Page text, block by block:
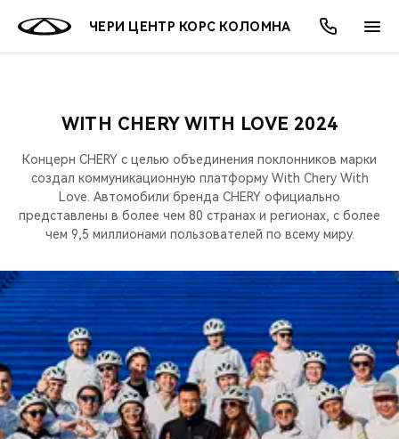
ЧЕРИ ЦЕНТР КОРС КОЛОМНА
МОДЕЛИ
ВСЕ МОДЕЛИ
КРОССОВЕРЫ
СЕДАНЫ
НОВИНКИ
ПОКУПАТЕЛЯМ
ВЫБОР И ПОКУПКА
КРЕДИТ И СТРАХОВАНИЕ
ВЛАДЕЛЬЦАМ
СЕРВИС
ЗАПЧАСТИ И АКСЕССУАРЫ
CHERY CONNECT
МИР CHERY
АКСЕССУАРЫ
О БРЕНДЕ
ЛЮДИ CHERY
БЛАГОТВОРИТЕЛЬНОСТЬ
CHERY REMOTE
АКЦИИ
ВЫГОДЫ И АКЦИИ
ОНЛАЙН СЕРВИСЫ
ВЫБОР И ПОКУПКА
КРЕДИТ
О КОМПАНИИ
О НАС
МЫ В СОЦСЕТЯХ
WITH CHERY WITH LOVE 2024
Концерн CHERY с целью объединения поклонников марки
создал коммуникационную платформу With Chery With
Love. Автомобили бренда CHERY официально
представлены в более чем 80 странах и регионах, с более
чем 9,5 миллионами пользователей по всему миру.